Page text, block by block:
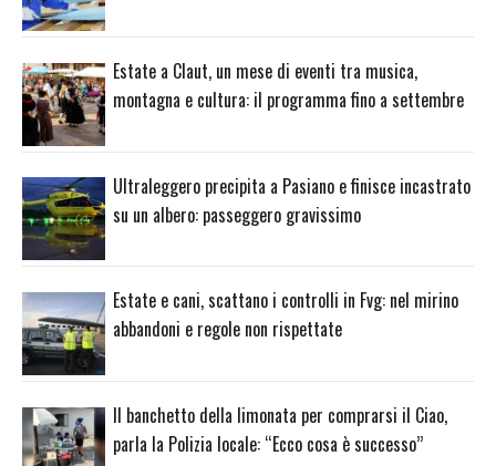
Estate a Claut, un mese di eventi tra musica,
montagna e cultura: il programma fino a settembre
Ultraleggero precipita a Pasiano e finisce incastrato
su un albero: passeggero gravissimo
Estate e cani, scattano i controlli in Fvg: nel mirino
abbandoni e regole non rispettate
Il banchetto della limonata per comprarsi il Ciao,
parla la Polizia locale: “Ecco cosa è successo”